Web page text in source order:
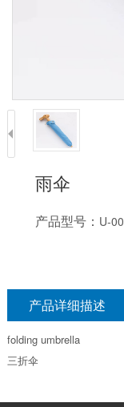
雨伞
产品型号： U-
产品详细描述
folding umbrella
三折伞